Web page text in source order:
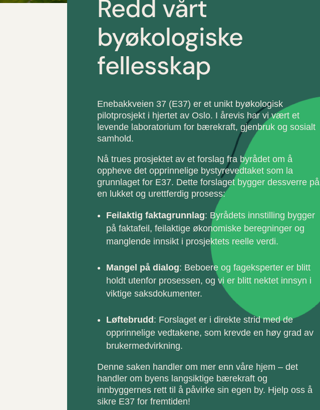
Redd vårt
byøkologiske
fellesskap
Enebakkveien 37 (E37) er et unikt byøkologisk
pilotprosjekt i hjertet av Oslo. I årevis har vi vært et
levende laboratorium for bærekraft, gjenbruk og sosialt
samhold.
Nå trues prosjektet av et forslag fra byrådet om å
oppheve det opprinnelige bystyrevedtaket som la
grunnlaget for E37. Dette forslaget bygger dessverre på
en lukket og urettferdig prosess:
Feilaktig faktagrunnlag: Byrådets innstilling bygger
på faktafeil, feilaktige økonomiske beregninger og
manglende innsikt i prosjektets reelle verdi.
Mangel på dialog: Beboere og fageksperter er blitt
holdt utenfor prosessen, og vi er blitt nektet innsyn i
viktige saksdokumenter.
Løftebrudd : Forslaget er i direkte strid med de
opprinnelige vedtakene, som krevde en høy grad av
brukermedvirkning.
Denne saken handler om mer enn våre hjem – det
handler om byens langsiktige bærekraft og
innbyggernes rett til å påvirke sin egen by. Hjelp oss å
sikre E37 for fremtiden!